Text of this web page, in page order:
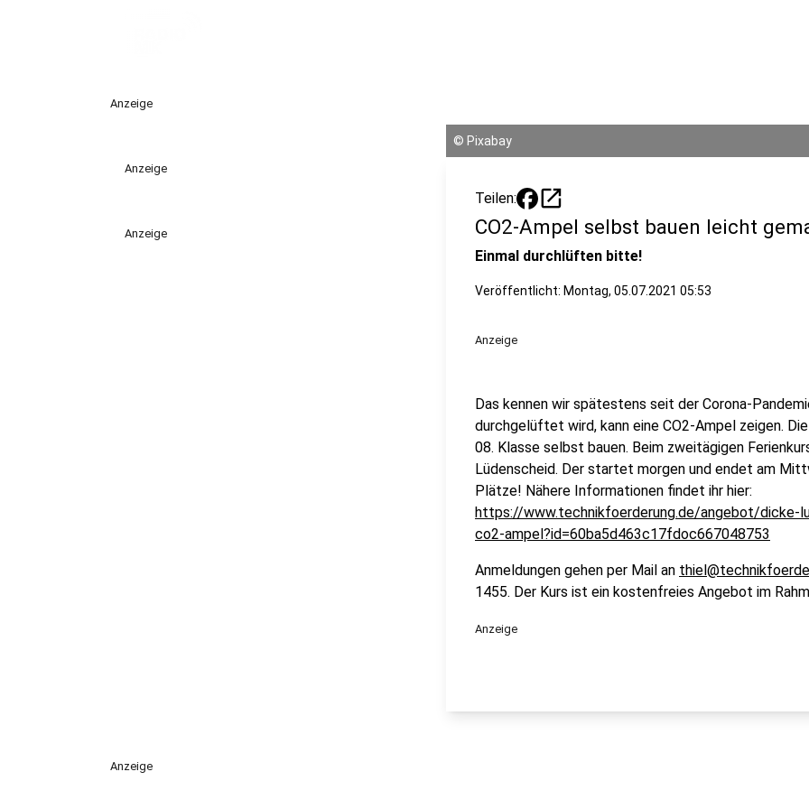
Anzeige
Anzeige
Anzeige
© Pixabay
Teilen: open_in_new
CO2-Ampel selbst bauen leicht
Einmal durchlüften bitte!
Veröffentlicht: Montag, 05.07.2021 05:53
Anzeige
Das kennen wir spätestens seit der Corona-
durchgelüftet wird, kann eine CO2-Ampel zeigen.
08. Klasse selbst bauen. Beim zweitägigen
Lüdenscheid. Der startet morgen und endet am
Plätze! Nähere Informationen findet ihr hier:
https://www.technikfoerderung.de/angebot/dicke-
co2-ampel?id=60ba5d463c17fdoc667048753
Anmeldungen gehen per Mail an
1455. Der Kurs ist ein kostenfreies Angebot im
Anzeige
Anzeige